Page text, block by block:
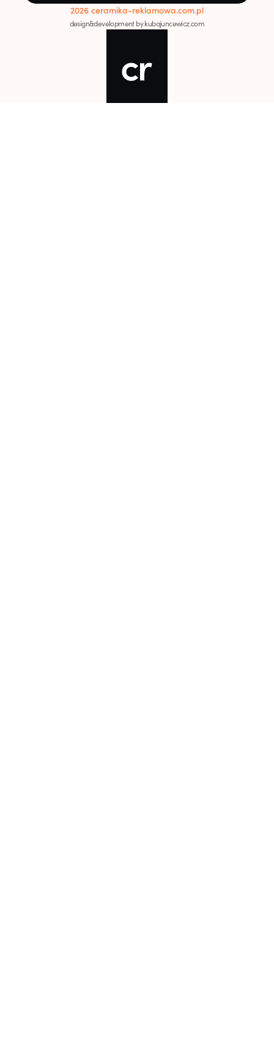
2026 ceramika-reklamowa.com.pl
design&development by kubajuncewicz.com